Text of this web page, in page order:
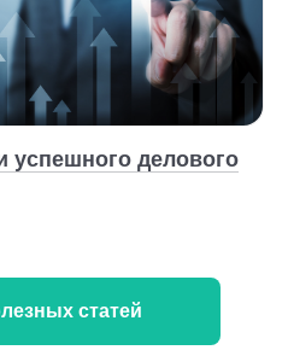
успешного делового
статей